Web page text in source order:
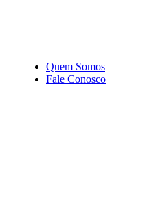
Quem Somos
Fale Conosco